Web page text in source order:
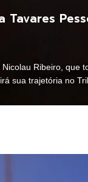
Tavares
Ribeiro,
sua trajetória no